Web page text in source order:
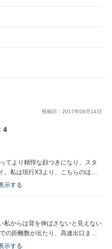
投稿日： 2017年09 月 14日
4
てより精悍な顔つきになり、スタ
私は現行X3より、こちらのほう
X3はカッコイイですが） 個人的に
示する
私からは背を伸ばさないと見えない
の距離数が出たり、高速出口まで
出てるので、地味ながら結構痛いポ
示する